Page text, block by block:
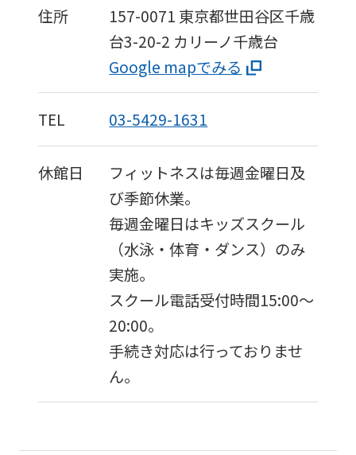
住所 157-0071 東京都世田谷区千歳
台3-20-2 カリーノ千歳台
Google mapでみる
TEL 03-5429-1631
休館日
フィットネスは毎週金曜日及
び季節休業。
毎週金曜日はキッズスクール
（水泳・体育・ダンス）のみ
実施。
スクール電話受付時間15:00〜
20:00。
手続き対応は行っておりませ
ん。